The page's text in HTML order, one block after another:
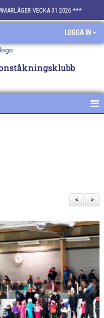
VECKA 31 2026 ***
LOGGA IN
>
<